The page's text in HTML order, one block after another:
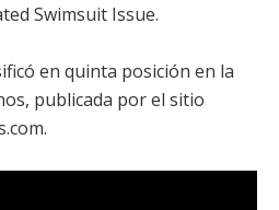
Swimsuit Issue.
en quinta posición en la
publicada por el sitio